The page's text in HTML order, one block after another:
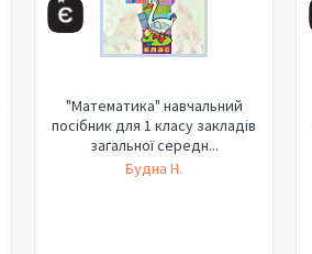
"Математика" навчальний
посібник для 1 класу закладів
загальної середн...
Будна Н.